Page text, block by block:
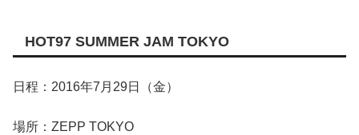
HOT97 SUMMER JAM TOKYO
日程：2016年7月29日（金）
場所：ZEPP TOKYO